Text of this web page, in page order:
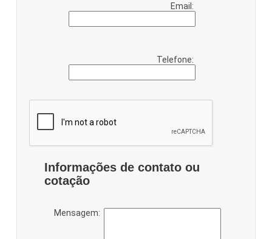
Email:
Telefone:
Informações de contato ou
cotação
Mensagem: